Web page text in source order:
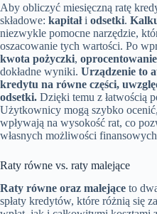
Aby obliczyć miesięczną ratę
składowe: kapitałi odsetki.
niezwykle pomocne narzędzie,
oszacowanie tych wartości. Po
kwota pożyczki, oprocentowanie
dokładne wyniki. Urządzenie to
kredytu na równe części,
odsetki. Dzięki temu z łatwością
Użytkownicy mogą szybko
wpływają na wysokość rat, co
własnych możliwości
Raty równe vs. raty malejące
Raty równe oraz malejące to
spłaty kredytów, które różnią się